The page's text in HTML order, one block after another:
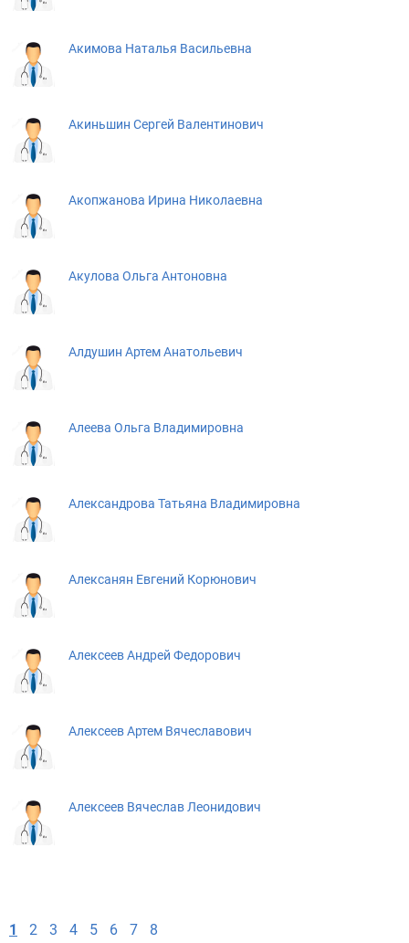
Акимова Наталья Васильевна
Акиньшин Сергей Валентинович
Акопжанова Ирина Николаевна
Акулова Ольга Антоновна
Алдушин Артем Анатольевич
Алеева Ольга Владимировна
Александрова Татьяна Владимировна
Алексанян Евгений Корюнович
Алексеев Андрей Федорович
Алексеев Артем Вячеславович
Алексеев Вячеслав Леонидович
1 2 3 4 5 6 7 8